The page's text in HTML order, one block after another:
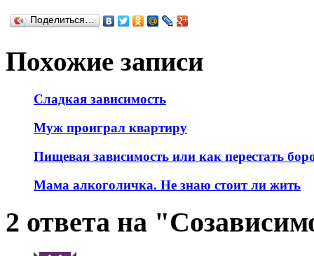
Поделиться…
Похожие записи
Сладкая зависимость
Муж проиграл квартиру
Пищевая зависимость или как перестать
Мама алкоголичка. Не знаю стоит ли жить
2 ответа на